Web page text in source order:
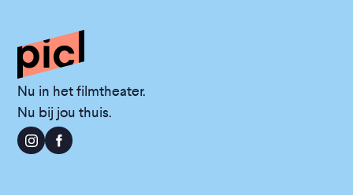
Nu in het filmtheater.
Nu bij jou thuis.